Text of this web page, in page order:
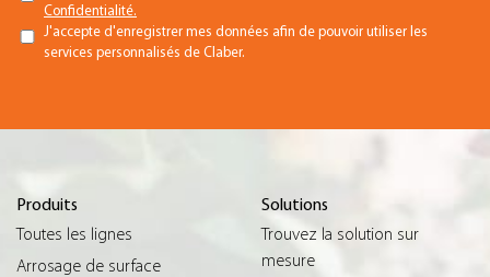
Confidentialité.
J'accepte d'enregistrer mes données afin de pouvoir utiliser les
services personnalisés de Claber.
Produits
Toutes les lignes
Arrosage de surface
Solutions
Trouvez la solution sur
mesure